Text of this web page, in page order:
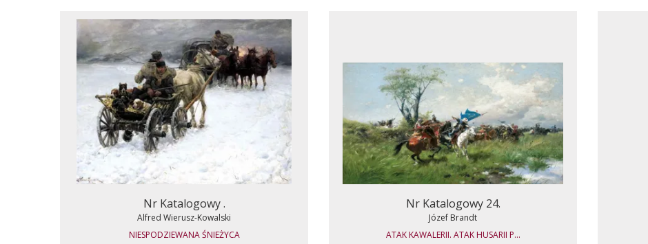
Nr Katalogowy .
Alfred Wierusz-Kowalski
NIESPODZIEWANA ŚNIEŻYCA
Nr Katalogowy 24.
Józef Brandt
ATAK KAWALERII. ATAK HUSARII P...